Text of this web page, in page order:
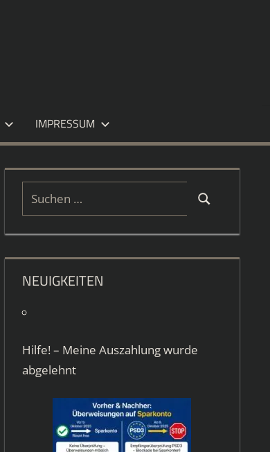
IMPRESSUM
Suchen
nach:
Suchen
NEUIGKEITEN
Hilfe! – Meine Auszahlung wurde
abgelehnt